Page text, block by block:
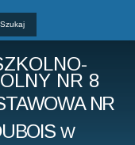
NR 8
NR
W